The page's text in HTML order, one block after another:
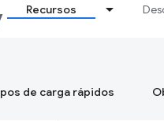
Recursos
de carga rápidos